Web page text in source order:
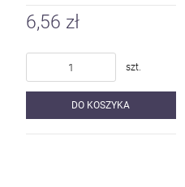
6,56 zł
szt.
DO KOSZYKA